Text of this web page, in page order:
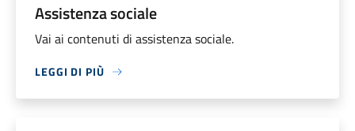
Assistenza sociale
Vai ai contenuti di assistenza sociale.
LEGGI DI PIÙ